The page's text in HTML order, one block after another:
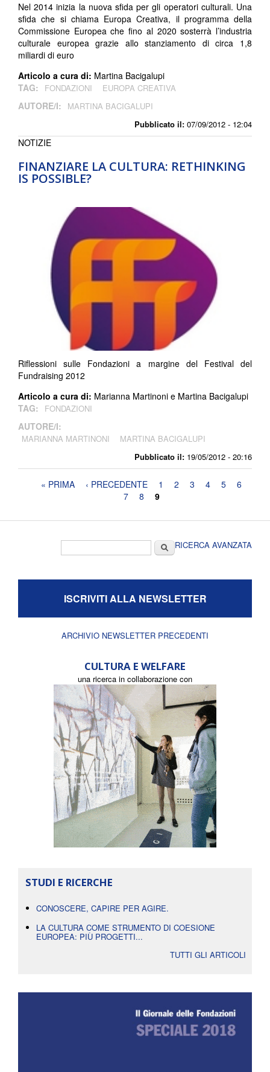
Pubblicato il: 07/09/2012 - 12:04
Nel 2014 inizia la nuova sfida per gli operatori culturali. Una
sfida che si chiama Europa Creativa, il programma della
Commissione Europea che fino al 2020 sosterrà l’industria
culturale europea grazie allo stanziamento di circa 1,8
miliardi di euro
Articolo a cura di: Martina Bacigalupi
TAG:
FONDAZIONI EUROPA CREATIVA
AUTORE/I: MARTINA BACIGALUPI
FINANZIARE LA CULTURA: RETHINKING
IS POSSIBLE?
Pubblicato il: 19/05/2012 - 20:16
NOTIZIE
Riflessioni sulle Fondazioni a margine del Festival del
Fundraising 2012
Articolo a cura di: Marianna Martinoni e Martina Bacigalupi
TAG:
FONDAZIONI
AUTORE/I:
MARIANNA MARTINONI MARTINA BACIGALUPI
Pagine« PRIMA ‹ PRECEDENTE 1 2 3 4 5
6
7
8 9
CercaRICERCA AVANZATA
ISCRIVITI ALLA NEWSLETTER
ARCHIVIO NEWSLETTER PRECEDENTI
CULTURA E WELFARE
una ricerca in collaborazione con
STUDI E RICERCHE
CONOSCERE, CAPIRE PER AGIRE.
LA CULTURA COME STRUMENTO DI COESIONE
EUROPEA: PIÙ PROGETTI...
TUTTI GLI ARTICOLI